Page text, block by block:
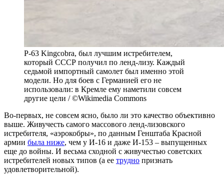
P-63 Kingcobra, был лучшим истребителем,
который СССР получил по ленд-лизу. Каждый
седьмой импортный самолет был именно этой
модели. Но для боев с Германией его не
использовали: в Кремле ему наметили совсем
другие цели / ©Wikimedia Commons
Во-первых, не совсем ясно, было ли это качество объективно
выше. Живучесть самого массового ленд-лизовского
истребителя, «аэрокобры», по данным Генштаба Красной
армии была ниже, чем у И-16 и даже И-153 – выпущенных
еще до войны. И весьма сходной с живучестью советских
истребителей новых типов (а ее трудно признать
удовлетворительной).